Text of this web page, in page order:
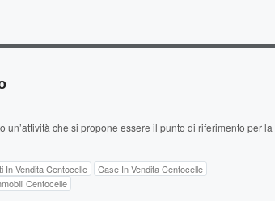
che si propone essere il punto di riferimento per la
In Vendita Centocelle
Case In Vendita Centocelle
Centocelle